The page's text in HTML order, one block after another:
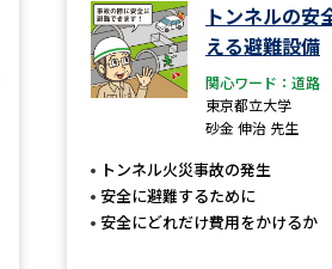
トンネルの安
える避難設備
関心ワード：道路
東京都立大学
砂金 伸治 先生
トンネル火災事故の発生
安全に避難するために
安全にどれだけ費用をかけるか